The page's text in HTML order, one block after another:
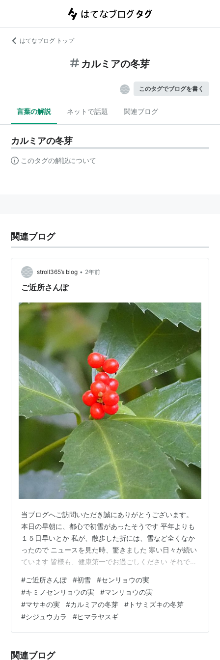
はてなブログ トップ
カルミアの冬芽
このタグでブログを書く
言葉の解説 ネットで話題 関連ブログ
カルミアの冬芽
このタグの解説について
関連ブログ
stroll365’s blog • 2年前
ご近所さんぽ
当ブログへご訪問いただき誠にありがとうございます。
本日の早朝に、都心で初雪があったそうです 平年よりも
１５日早いとか 私が、散歩した折には、雪など全くなか
ったので ニュースを見た時、驚きました 寒い日々が続い
ています 皆様も、健康第一でお過ごしください それで
センリョウの実です 続いて、マンリョウの実とマサキの
実です マサキの方は、実が割れて種が見えています さら
に、カルミアの冬芽とトサミズキの冬芽です ラストは、
シジュウカラとヒマラヤスギの松ぼっくりです ヒマラヤ
スギは、スギとなっていますが、マツの仲間です ですか
#ご近所さんぽ #初雪 #センリョウの実
#キミノセンリョウの実 #マンリョウの実
#マサキの実 #カルミアの冬芽 # トサミズキの冬芽
#シジュウカラ #ヒマラヤスギ
関連ブログ